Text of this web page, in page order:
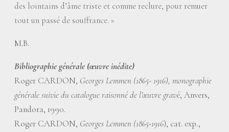
des lointains d’âme triste et comme reclure, pour remuer
tout un passé de souffrance.»
M.B.
Bibliographie générale (œuvre inédite)
Roger CARDON, Georges Lemmen (1865- 1916), monographie
générale suivie du catalogue raisonné de l’œuvre gravé, Anvers,
Pandora, 1990.
Roger CARDON, Georges Lemmen (1865-1916), cat. exp.,